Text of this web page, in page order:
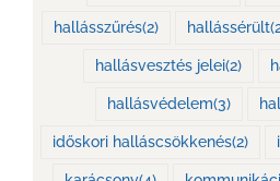
hallásszűrés(2) hallássérült
hallásvesztés jelei(2)
hallásvédelem(3)
időskori halláscsökkenés(2)